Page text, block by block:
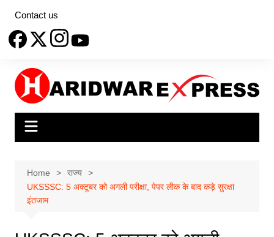
content
Contact us
Home
राज्य
UKSSSC: 5 अक्टूबर को अगली परीक्षा, पेपर लीक के बाद कड़े सुरक्षा
इंतजाम